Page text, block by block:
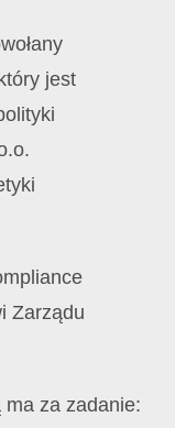
jest
Zarządu
za zadanie: